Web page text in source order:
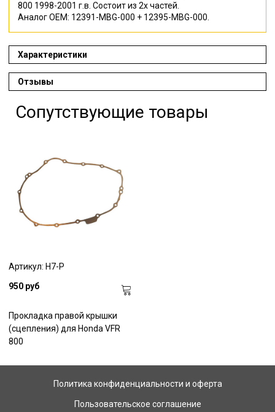
800 1998-2001 г.в. Состоит из 2х частей.
Аналог ОЕМ: 12391-MBG-000 + 12395-MBG-000.
Характеристики
Отзывы
Сопутствующие товары
Артикул: H7-P
950 руб
Прокладка правой крышки
(сцепления) для Honda VFR
800
Политика конфиденциальности и оферта
Пользовательское соглашение